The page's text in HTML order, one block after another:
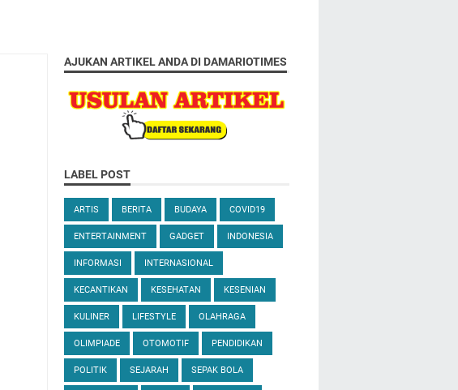
AJUKAN ARTIKEL ANDA DI DAMARIOTIMES
LABEL POST
ARTIS BERITA BUDAYA COVID19
ENTERTAINMENT GADGET INDONESIA
INFORMASI INTERNASIONAL
KECANTIKAN KESEHATAN KESENIAN
KULINER LIFESTYLE OLAHRAGA
OLIMPIADE OTOMOTIF PENDIDIKAN
POLITIK SEJARAH SEPAK BOLA